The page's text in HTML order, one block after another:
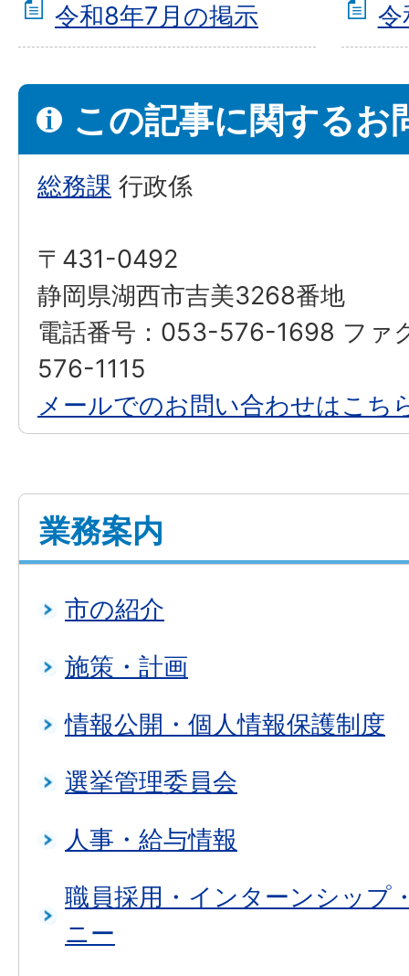
令和8年7月の掲示 令
この記事に関するお
総務課 行政係
〒431-0492
静岡県湖西市吉美3268番地
電話番号：053-576-1698 ファ
576-1115
メールでのお問い合わせはこち
業務案内
市の紹介
施策・計画
情報公開・個人情報保護制度
選挙管理委員会
人事・給与情報
職員採用・インターンシップ
ニー